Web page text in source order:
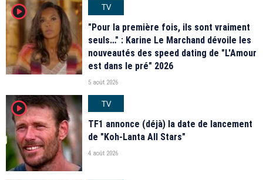
player2
TV
"Pour la première fois, ils sont vraiment
seuls…" : Karine Le Marchand dévoile les
nouveautés des speed dating de "L'Amour
est dans le pré" 2026
5 août 2026
player2
TV
TF1 annonce (déjà) la date de lancement
de "Koh-Lanta All Stars"
4 août 2026